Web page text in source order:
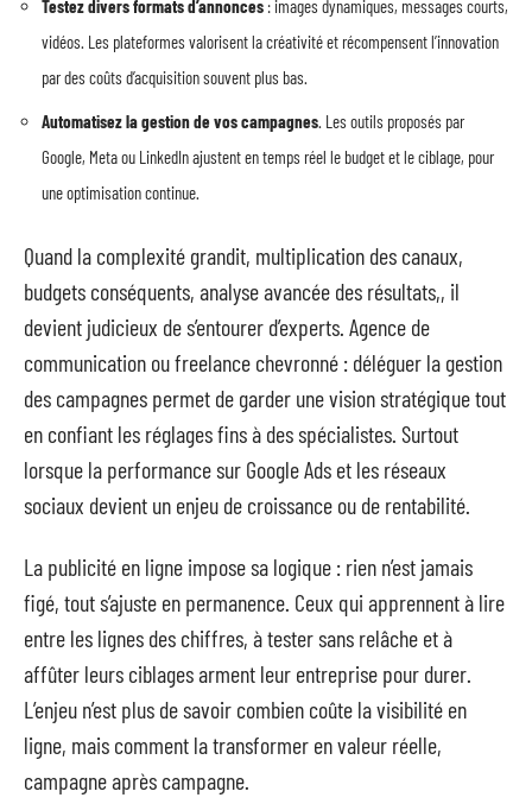
Testez divers formats d’annonces : images dynamiques, messages courts,
vidéos. Les plateformes valorisent la créativité et récompensent l’innovation
par des coûts d’acquisition souvent plus bas.
Automatisez la gestion de vos campagnes. Les outils proposés par
Google, Meta ou LinkedIn ajustent en temps réel le budget et le ciblage, pour
une optimisation continue.
Quand la complexité grandit, multiplication des canaux,
budgets conséquents, analyse avancée des résultats,, il
devient judicieux de s’entourer d’experts. Agence de
communication ou freelance chevronné : déléguer la gestion
des campagnes permet de garder une vision stratégique tout
en confiant les réglages fins à des spécialistes. Surtout
lorsque la performance sur Google Ads et les réseaux
sociaux devient un enjeu de croissance ou de rentabilité.
La publicité en ligne impose sa logique : rien n’est jamais
figé, tout s’ajuste en permanence. Ceux qui apprennent à lire
entre les lignes des chiffres, à tester sans relâche et à
affûter leurs ciblages arment leur entreprise pour durer.
L’enjeu n’est plus de savoir combien coûte la visibilité en
ligne, mais comment la transformer en valeur réelle,
campagne après campagne.